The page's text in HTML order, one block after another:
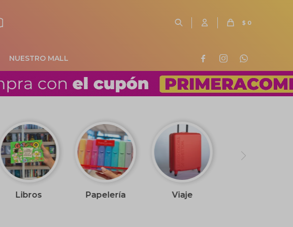
NUESTRO MALL
$ 0
  
Libros Papelería Viaje